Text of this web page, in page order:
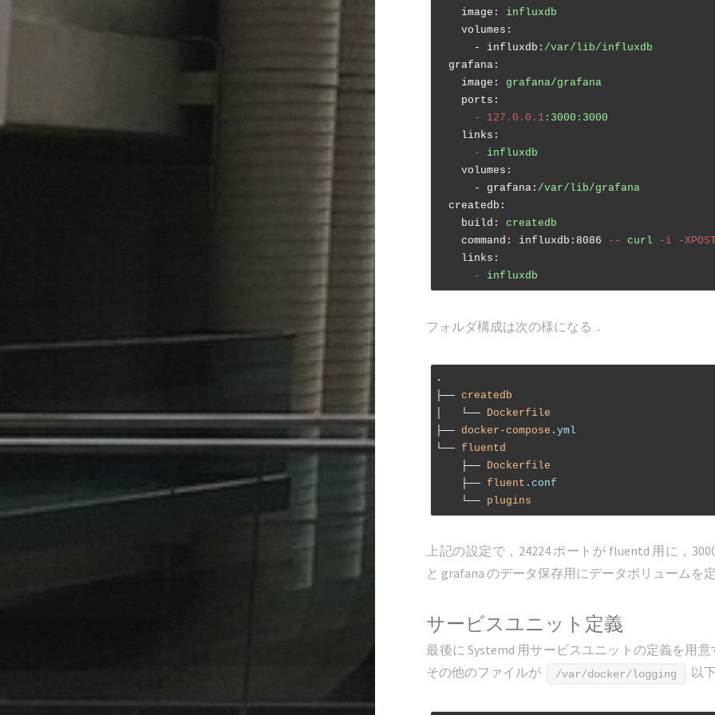
    image:
influxdb
    volumes:
      - influxdb:
/var/lib/influxdb
  grafana:
    image:
grafana/grafana
    ports:
      -
127.0 .0 .1 :3000:3000
    links:
      -
influxdb
    volumes:
      - grafana:
/var/lib/grafana
  createdb:
    build:
createdb
    command:
influxdb:8086 -- curl -i -
    links:
      -
influxdb
フォルダ構成は次の様になる．
.
├── createdb
│   └── Dockerfile
├── docker-compose .yml
└── fluentd
├── Dockerfile
├── fluent .conf
└── plugins
上記の設定で，24224 ポートが fluentd 用に，
と grafana のデータ保存用にデータボリュームを
サービスユニット定義
最後に Systemd 用サービスユニットの定義を用
その他のファイルが
/var/docker/logging 以